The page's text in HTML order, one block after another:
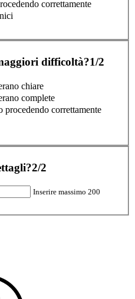
correttamente
difficoltà?1/2
chiare
complete
procedendo correttamente
2/2
Inserire massimo 200